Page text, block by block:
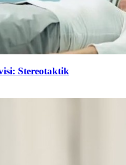
Stereotaktik